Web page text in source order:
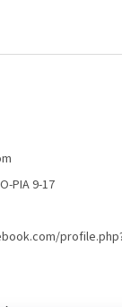
PIA 9-17